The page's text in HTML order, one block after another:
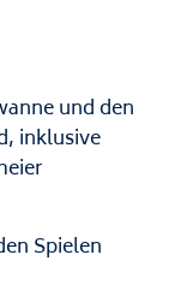
und den
inklusive
Spielen